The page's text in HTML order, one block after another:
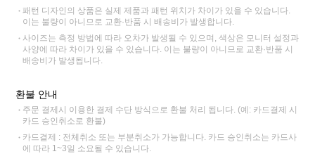
패턴 디자인의 상품은 실제 제품과 패턴 위치가 차이가 있을 수 있습니다.
이는 불량이 아니므로 교환·반품 시 배송비가 발생합니다.
사이즈는 측정 방법에 따라 오차가 발생될 수 있으며, 색상은 모니터 설정과
사양에 따라 차이가 있을 수 있습니다. 이는 불량이 아니므로 교환·반품 시
배송비가 발생됩니다.
환불 안내
주문 결제시 이용한 결제 수단 방식으로 환불 처리 됩니다. (예: 카드결제 시
카드 승인취소로 환불)
카드결제 : 전체취소 또는 부분취소가 가능합니다. 카드 승인취소는 카드사
에 따라 1~3일 소요될 수 있습니다.